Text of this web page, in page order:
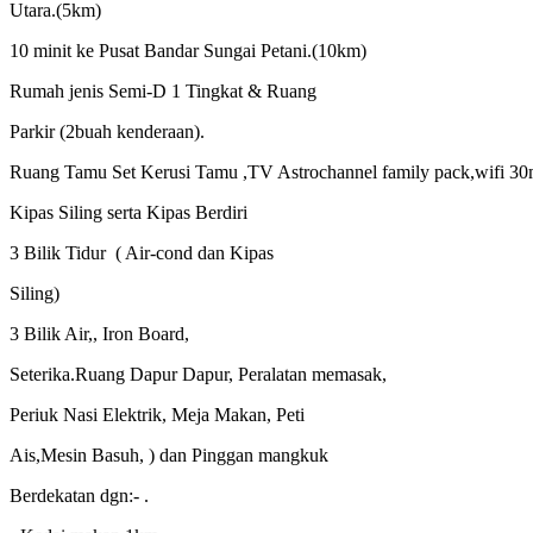
Utara.(5km)
10 minit ke Pusat Bandar Sungai Petani.(10km)
Rumah jenis Semi-D 1 Tingkat & Ruang
Parkir (2buah kenderaan).
Ruang Tamu Set Kerusi Tamu ,TV Astrochannel family pack,wifi
Kipas Siling serta Kipas Berdiri
3 Bilik Tidur ( Air-cond dan Kipas
Siling)
3 Bilik Air,, Iron Board,
Seterika.Ruang Dapur Dapur, Peralatan memasak,
Periuk Nasi Elektrik, Meja Makan, Peti
Ais,Mesin Basuh, ) dan Pinggan mangkuk
Berdekatan dgn:- .